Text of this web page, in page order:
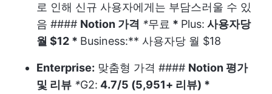
로 인해 신규 사용자에게는 부담스러울 수 있
음 #### Notion 가격 *무료 * Plus: 사용자당
월 $12 * Business:** 사용자당 월 $18
Enterprise: 맞춤형 가격 #### Notion 평가
및 리뷰 *G2: 4.7/5 (5,951+ 리뷰) *